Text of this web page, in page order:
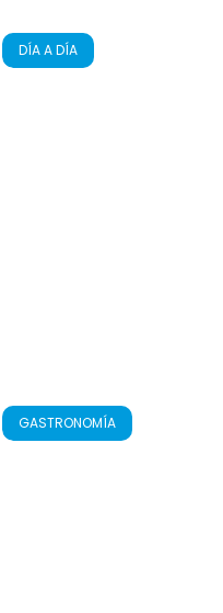
DÍA A DÍA
GASTRONOMÍA